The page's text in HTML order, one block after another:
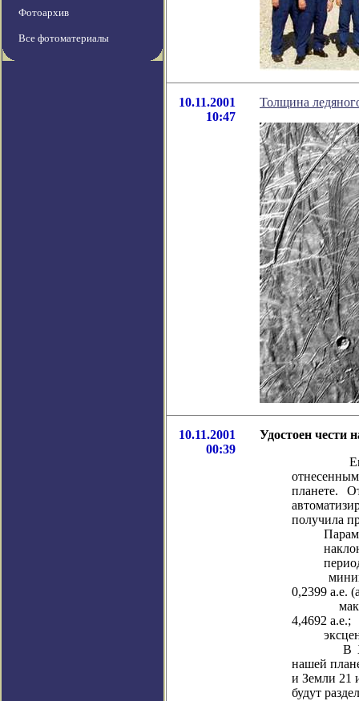
Фотоархив
Все фотоматериалы
10.11.2001
10:47
Толщина
10.11.2001
00:39
Удостоен чести
Еще
планете.
получила
период
0,2399 а.е.
4,4692 а.е.;
В XXI
нашей
и Земли 21
будут